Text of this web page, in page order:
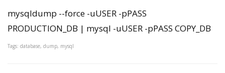
mysqldump --force -uUSER -pPASS
PRODUCTION_DB | mysql -uUSER -pPASS COPY_DB
Tags: database, dump, mysql